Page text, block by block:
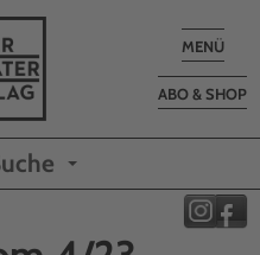
Toggle
MENÜ
ABO & SHOP